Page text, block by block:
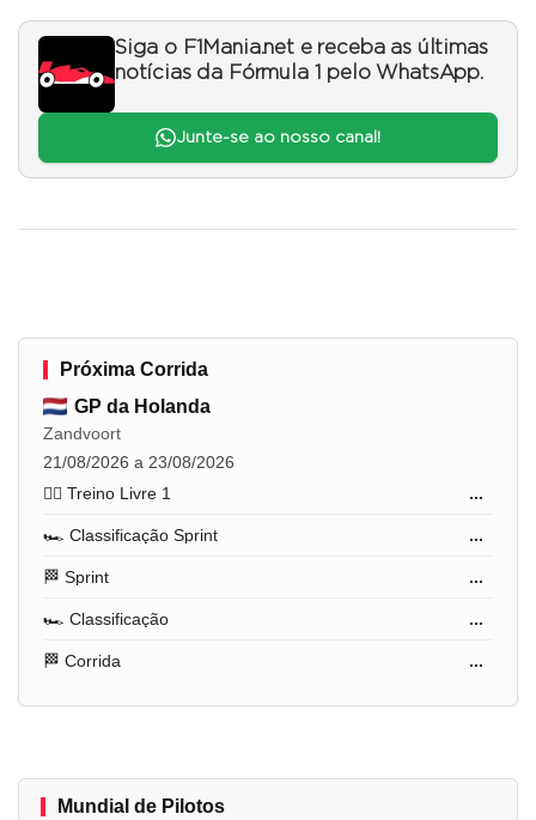
Siga o F1Mania.net e receba as últimas
notícias da Fórmula 1 pelo WhatsApp.
Junte-se ao nosso canal!
Próxima Corrida
GP da Holanda
Zandvoort
21/08/2026 a 23/08/2026
🏋️‍♂️ Treino Livre 1
...
🏎️ Classificação Sprint ...
🏁 Sprint ...
🏎️ Classificação ...
🏁 Corrida ...
Mundial de Pilotos